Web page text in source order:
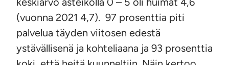
(vuonna 2021 4,7). 97 prosenttia piti
palvelua täyden viitosen edestä
ystävällisenä ja kohteliaana ja 93 prosenttia